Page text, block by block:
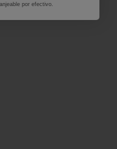
por efectivo.